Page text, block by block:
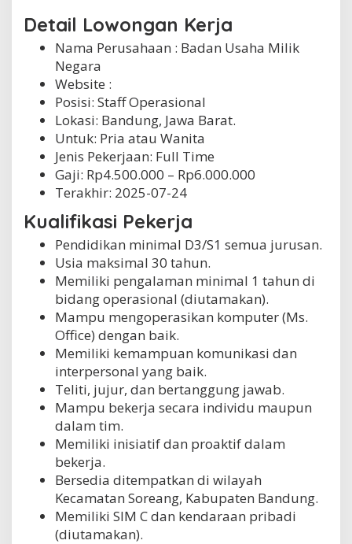
Detail Lowongan Kerja
Nama Perusahaan : Badan Usaha Milik
Negara
Website :
Posisi: Staff Operasional
Lokasi: Bandung, Jawa Barat.
Untuk: Pria atau Wanita
Jenis Pekerjaan: Full Time
Gaji: Rp4.500.000 – Rp6.000.000
Terakhir: 2025-07-24
Kualifikasi Pekerja
Pendidikan minimal D3/S1 semua jurusan.
Usia maksimal 30 tahun.
Memiliki pengalaman minimal 1 tahun di
bidang operasional (diutamakan).
Mampu mengoperasikan komputer (Ms.
Office) dengan baik.
Memiliki kemampuan komunikasi dan
interpersonal yang baik.
Teliti, jujur, dan bertanggung jawab.
Mampu bekerja secara individu maupun
dalam tim.
Memiliki inisiatif dan proaktif dalam
bekerja.
Bersedia ditempatkan di wilayah
Kecamatan Soreang, Kabupaten Bandung.
Memiliki SIM C dan kendaraan pribadi
(diutamakan).